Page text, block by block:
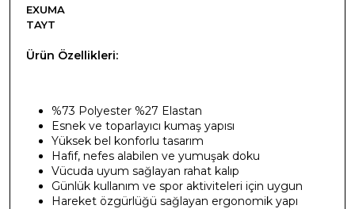
EXUMA
TAYT
Ürün Özellikleri:
%73 Polyester %27 Elastan
Esnek ve toparlayıcı kumaş yapısı
Yüksek bel konforlu tasarım
Hafif, nefes alabilen ve yumuşak doku
Vücuda uyum sağlayan rahat kalıp
Günlük kullanım ve spor aktiviteleri için uygun
Hareket özgürlüğü sağlayan ergonomik yapı